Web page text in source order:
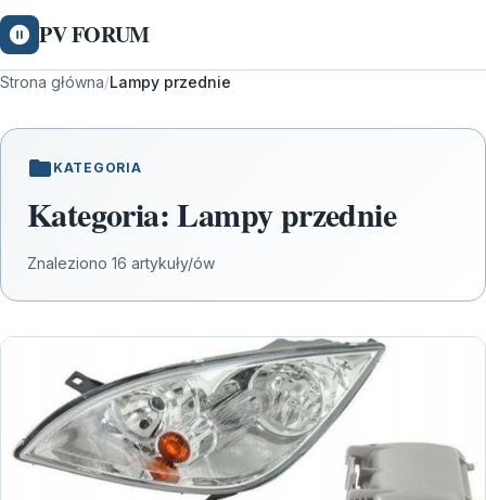
PV FORUM
Strona główna/Lampy przednie
KATEGORIA
Kategoria:Lampy przednie
Znaleziono 16 artykuły/ów